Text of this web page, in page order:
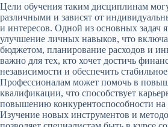
Цели обучения таким дисциплинам
различными и зависят от
и интересов. Одной из основных задач
улучшение личных навыков, что
бюджетом, планирование расходов и
важно для тех, кто хочет достичь
независимости и обеспечить
Профессионалам может помочь в
квалификации, что способствует
повышению конкурентоспособности на
Изучение новых инструментов и